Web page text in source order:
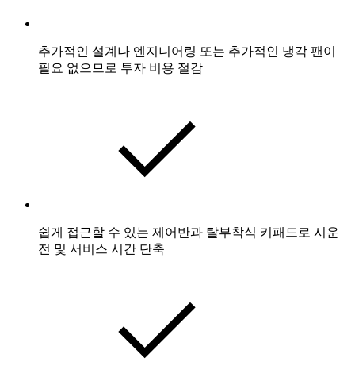
추가적인 설계나 엔지니어링 또는 추가적인 냉각 팬이
필요 없으므로 투자 비용 절감
쉽게 접근할 수 있는 제어반과 탈부착식 키패드로 시운
전 및 서비스 시간 단축